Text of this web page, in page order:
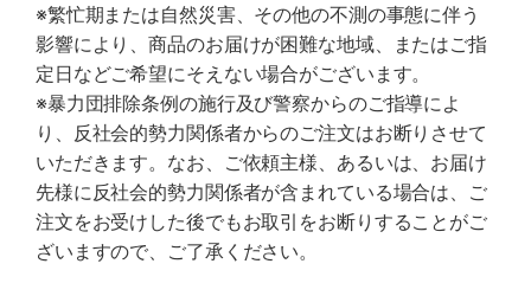
※繁忙期または自然災害、その他の不測の事態に伴う
影響により、商品のお届けが困難な地域、またはご指
定日などご希望にそえない場合がございます。
※暴力団排除条例の施行及び警察からのご指導によ
り、反社会的勢力関係者からのご注文はお断りさせて
いただきます。なお、ご依頼主様、あるいは、お届け
先様に反社会的勢力関係者が含まれている場合は、ご
注文をお受けした後でもお取引をお断りすることがご
ざいますので、ご了承ください。